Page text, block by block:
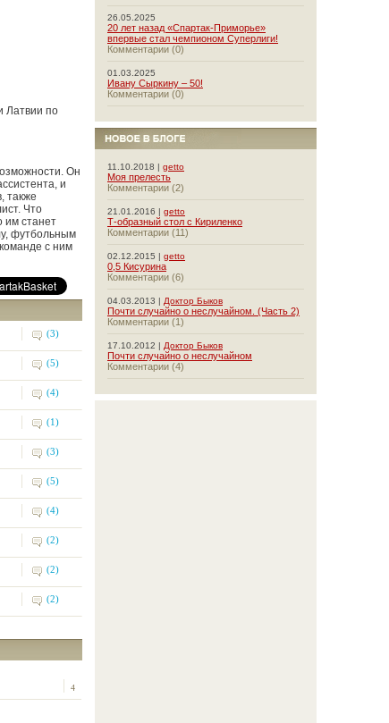
Латвии по
Он
и
также
Что
им станет
футбольным
с ним
(3)
(5)
(4)
(1)
(3)
(5)
(4)
(2)
(2)
(2)
4
26.05.2025
20 лет назад «Спартак-Приморье»
впервые стал чемпионом Суперлиги!
Комментарии (0)
01.03.2025
Ивану Сыркину – 50!
Комментарии (0)
11.10.2018 | getto
Моя прелесть
Комментарии (2)
21.01.2016 | getto
Т-образный стол с Кириленко
Комментарии (11)
02.12.2015 | getto
0,5 Кисурина
Комментарии (6)
04.03.2013 | Доктор Быков
Почти случайно о неслучайном. (Часть 2)
Комментарии (1)
17.10.2012 | Доктор Быков
Почти случайно о неслучайном
Комментарии (4)